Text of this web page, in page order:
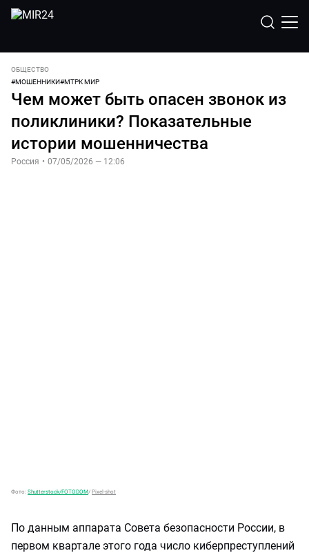
ОБЩЕСТВО
#МОШЕННИКИ#МТРК МИР
Чем может быть опасен звонок из
поликлиники? Показательные
истории мошенничества
Россия • 07/05/2026 — 12:06
Фото: Shutterstock/FOTODOM/ Pixel-shot
По данным аппарата Совета безопасности России, в
первом квартале этого года число киберпреступлений